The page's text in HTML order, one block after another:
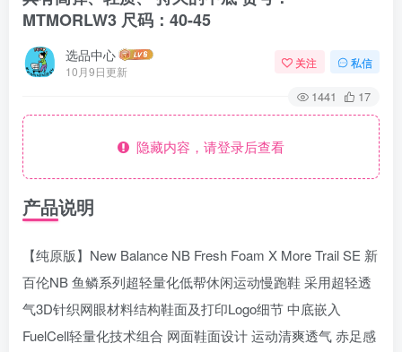
MTMORLW3 尺码：40-45
选品中心
10月9日更新
关注 私信
1441 17
隐藏内容，请登录后查看
产品说明
【纯原版】New Balance NB Fresh Foam X More Trail SE 新
百伦NB 鱼鳞系列超轻量化低帮休闲运动慢跑鞋 采用超轻透
气3D针织网眼材料结构鞋面及打印Logo细节 中底嵌入
FuelCell轻量化技术组合 网面鞋面设计 运动清爽透气 赤足感